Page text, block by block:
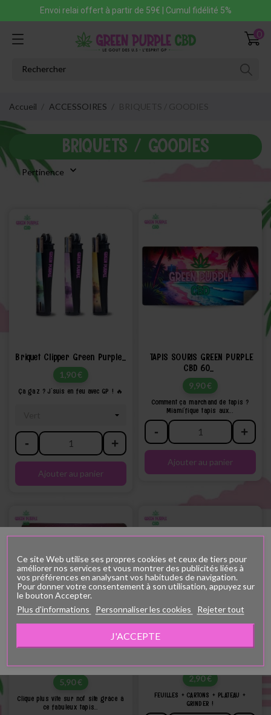
Vous devez avoir plus de 18 ans
pour voir cette page
Confirmez-vous avoir plus de dix-huit ans?
Envoi relai offert à partir de 59€ | Cumul fidélité 5%
0
Accueil ACCESSOIRES BRIQUETS / GOODIES
BRIQUETS / GOODIES
Pertinence 
Briquet Clipper Green Purple...
Prix
1,90 €
Ça gaz ? J'suis en feu avec GP ! 🔥
- +
Ajouter au panier
TAPIS SOURIS GREEN PURPLE
CBD 60...
Prix
9,90 €
Comment ça marchand de tapis ?
Miami'fique tapis aux...
- +
Ajouter au panier
CBD...
Prix
5,90 €
Clique plus vite sur not' site grâce à
ce fabuleux tapis...
Prix
2,90 €
FEUILLES + CARTONS + PLATEAU +
GRINDER !
Ce site Web utilise ses propres cookies et ceux de tiers pour
améliorer nos services et vous montrer des publicités liées à
vos préférences en analysant vos habitudes de navigation.
Pour donner votre consentement à son utilisation, appuyez sur
le bouton Accepter.
Plus d'informations
Personnaliser les cookies Rejeter tout
J'ACCEPTE